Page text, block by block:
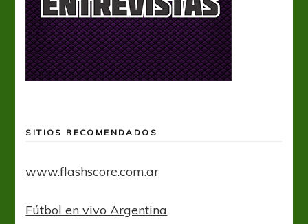
SITIOS RECOMENDADOS
www.flashscore.com.ar
Fútbol en vivo Argentina